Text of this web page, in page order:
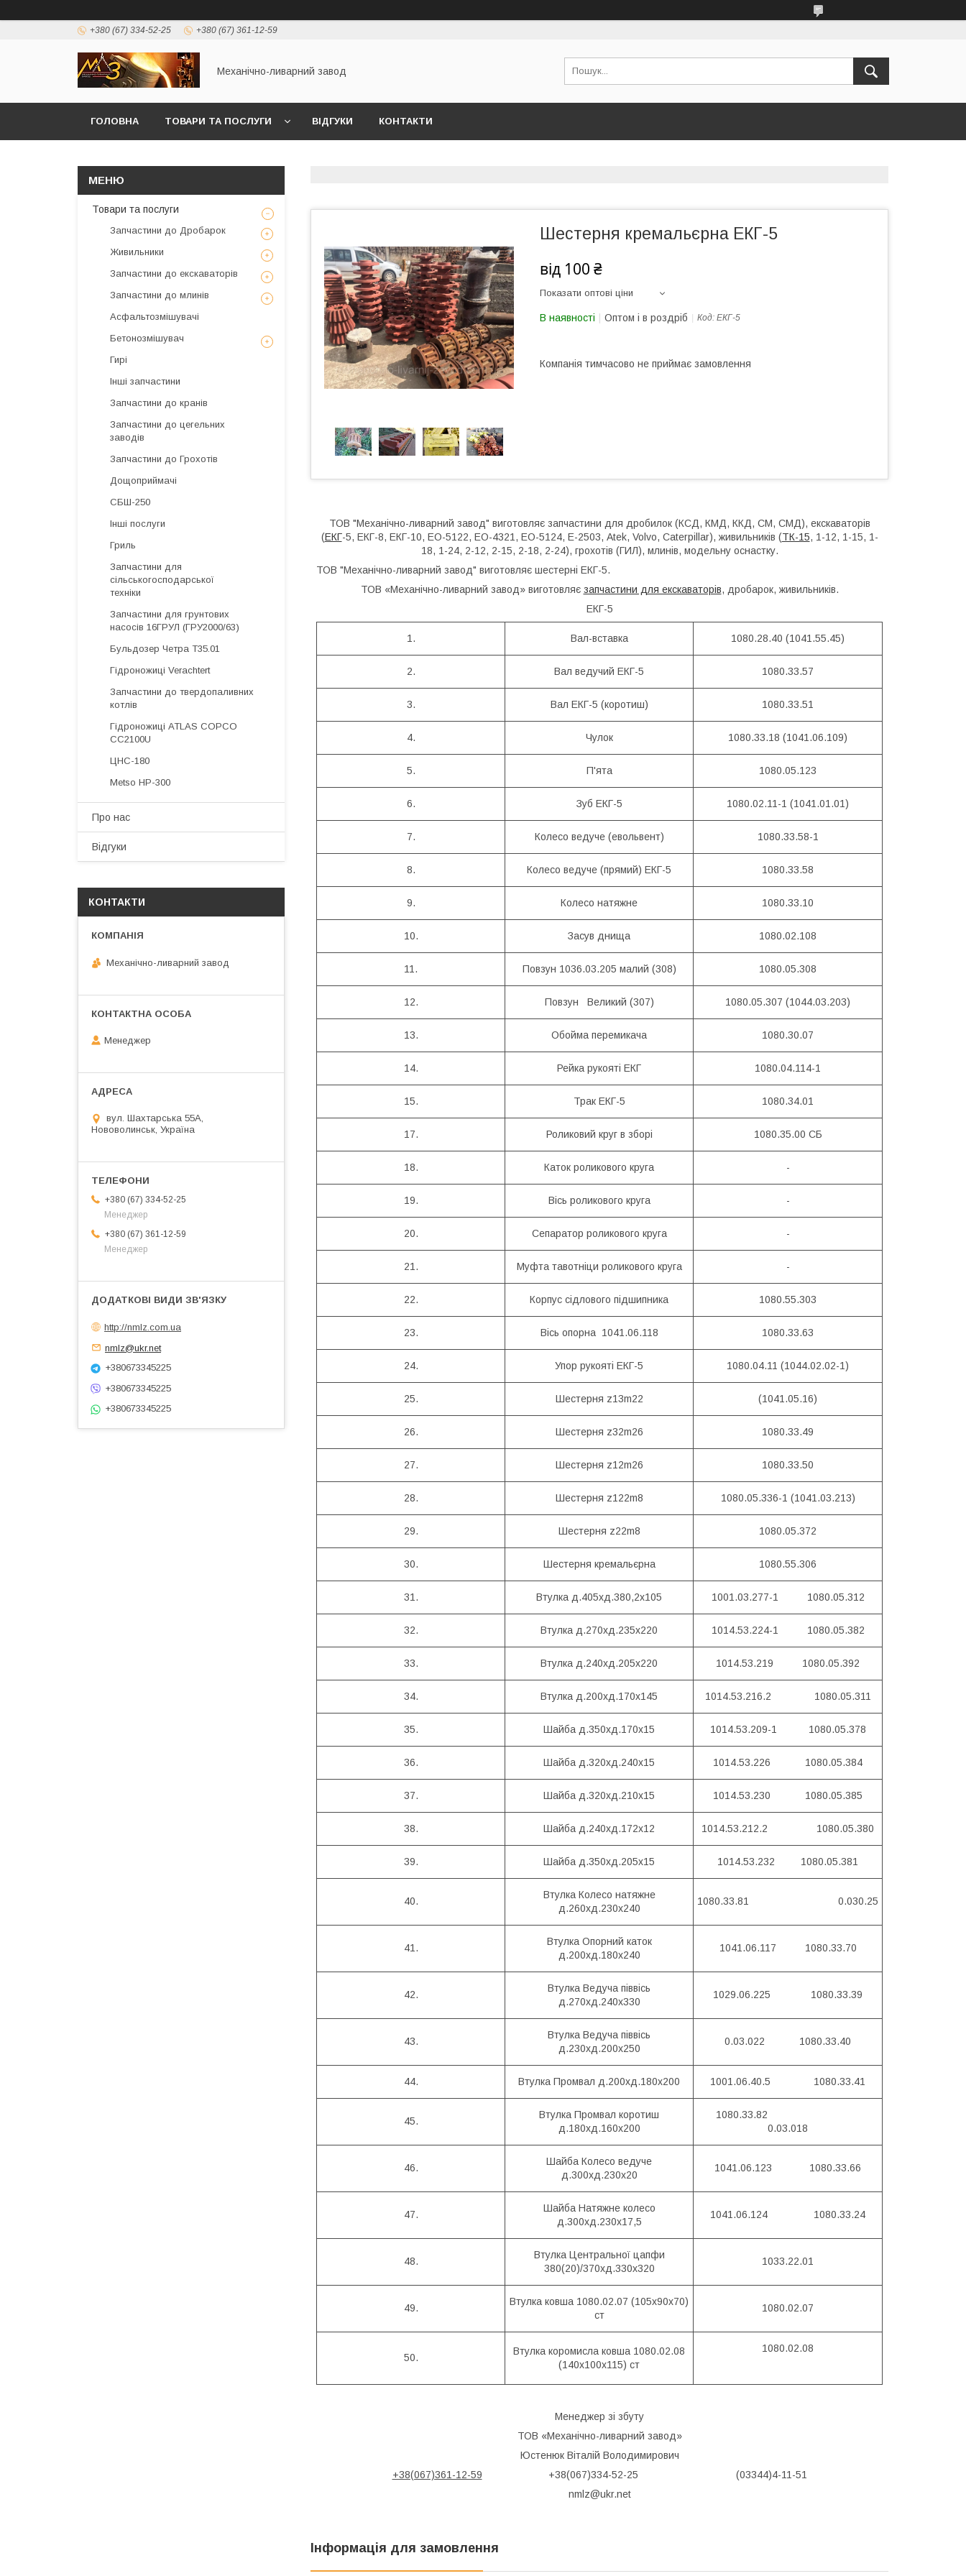
+380 (67) 334-52-25 +380 (67) 361-12-59
Механічно-ливарний завод
ГОЛОВНА ТОВАРИ ТА ПОСЛУГИ ВІДГУКИ КОНТАКТИ
Шестерня кремальєрна ЕКГ-5
від 100 ₴
Показати оптові ціни
В наявності Оптом і в роздріб Код: ЕКГ-5
Компанія тимчасово не приймає замовлення
ТОВ "Механічно-ливарний завод" виготовляє запчастини для дробилок (КСД, КМД, ККД, СМ, СМД), екскаваторів
(ЕКГ-5, ЕКГ-8, ЕКГ-10, ЕО-5122, ЕО-4321, ЕО-5124, Е-2503, Atek, Volvo, Caterpillar), живильників (ТК-15, 1-12, 1-15, 1-
18, 1-24, 2-12, 2-15, 2-18, 2-24), грохотів (ГИЛ), млинів, модельну оснастку.
ТОВ "Механічно-ливарний завод" виготовляє шестерні ЕКГ-5.
ТОВ «Механічно-ливарний завод» виготовляє запчастини для екскаваторів, дробарок, живильників.
ЕКГ-5
1. Вал-вставка 1080.28.40 (1041.55.45)
2. Вал ведучий ЕКГ-5 1080.33.57
3. Вал ЕКГ-5 (коротиш) 1080.33.51
4. Чулок 1080.33.18 (1041.06.109)
5. П'ята 1080.05.123
6. Зуб ЕКГ-5 1080.02.11-1 (1041.01.01)
7. Колесо ведуче (евольвент) 1080.33.58-1
8. Колесо ведуче (прямий) ЕКГ-5 1080.33.58
9. Колесо натяжне 1080.33.10
10. Засув днища 1080.02.108
11. Повзун 1036.03.205 малий (308) 1080.05.308
12. Повзун Великий (307) 1080.05.307 (1044.03.203)
13. Обойма перемикача 1080.30.07
14. Рейка рукояті ЕКГ 1080.04.114-1
15. Трак ЕКГ-5 1080.34.01
17. Роликовий круг в зборі 1080.35.00 СБ
18. Каток роликового круга -
19. Вісь роликового круга -
20. Сепаратор роликового круга -
21. Муфта тавотніци роликового круга -
22. Корпус сідлового підшипника 1080.55.303
23. Вісь опорна 1041.06.118 1080.33.63
24. Упор рукояті ЕКГ-5 1080.04.11 (1044.02.02-1)
25. Шестерня z13m22 (1041.05.16)
26. Шестерня z32m26 1080.33.49
27. Шестерня z12m26 1080.33.50
28. Шестерня z122m8 1080.05.336-1 (1041.03.213)
29. Шестерня z22m8 1080.05.372
30. Шестерня кремальєрна 1080.55.306
31. Втулка д.405хд.380,2х105 1001.03.277-1 1080.05.312
32. Втулка д.270хд.235х220 1014.53.224-1 1080.05.382
33. Втулка д.240хд.205х220 1014.53.219 1080.05.392
34. Втулка д.200хд.170х145 1014.53.216.2 1080.05.311
35. Шайба д.350хд.170х15 1014.53.209-1 1080.05.378
36. Шайба д.320хд.240х15 1014.53.226 1080.05.384
37. Шайба д.320хд.210х15 1014.53.230 1080.05.385
38. Шайба д.240хд.172х12 1014.53.212.2 1080.05.380
39. Шайба д.350хд.205х15 1014.53.232 1080.05.381
40.
Втулка Колесо натяжне
д.260хд.230х240
1080.33.81 0.030.25
41.
Втулка Опорний каток
д.200хд.180х240
1041.06.117 1080.33.70
42.
Втулка Ведуча піввісь
д.270хд.240х330
1029.06.225 1080.33.39
43.
Втулка Ведуча піввісь
д.230хд.200х250
0.03.022 1080.33.40
44. Втулка Промвал д.200хд.180х200 1001.06.40.5 1080.33.41
45.
Втулка Промвал коротиш
д.180хд.160х200
1080.33.82
0.03.018
46.
Шайба Колесо ведуче
д.300хд.230х20
1041.06.123 1080.33.66
47.
Шайба Натяжне колесо
д.300хд.230х17,5
1041.06.124 1080.33.24
48.
Втулка Центральної цапфи
380(20)/370хд.330х320
1033.22.01
49.
Втулка ковша 1080.02.07 (105х90х70)
ст
1080.02.07
50.
Втулка коромисла ковша 1080.02.08
(140х100х115) ст
1080.02.08
Менеджер зі збуту
ТОВ «Механічно-ливарний завод»
Юстенюк Віталій Володимирович
+38(067)361-12-59 +38(067)334-52-25 (03344)4-11-51
nmlz@ukr.net
Інформація для замовлення
Товари та послуги
Запчастини до Дробарок
Живильники
Запчастини до екскаваторів
Запчастини до млинів
Асфальтозмішувачі
Бетонозмішувач
Гирі
Інші запчастини
Запчастини до кранів
Запчастини до цегельних
заводів
Запчастини до Грохотів
Дощоприймачі
СБШ-250
Інші послуги
Гриль
Запчастини для
сільськогосподарської
техніки
Запчастини для грунтових
насосів 16ГРУЛ (ГРУ2000/63)
Бульдозер Четра Т35.01
Гідроножиці Verachtert
Запчастини до твердопаливних
котлів
Гідроножиці ATLAS COPCO
CC2100U
ЦНС-180
Metso HP-300
Про нас
Відгуки
КОНТАКТИ
Механічно-ливарний завод
Менеджер
вул. Шахтарська 55А,
Нововолинськ, Україна
+380 (67) 334-52-25
Менеджер
+380 (67) 361-12-59
Менеджер
http://nmlz.com.ua
nmlz@ukr.net
+380673345225
+380673345225
+380673345225